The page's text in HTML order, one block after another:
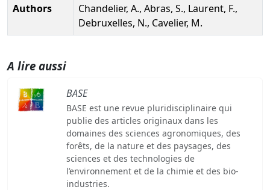
Authors
Chandelier, A., Abras, S., Laurent, F.,
Debruxelles, N., Cavelier, M.
A lire aussi
BASE
BASE est une revue pluridisciplinaire qui
publie des articles originaux dans les
domaines des sciences agronomiques, des
forêts, de la nature et des paysages, des
sciences et des technologies de
l’environnement et de la chimie et des bio-
industries.